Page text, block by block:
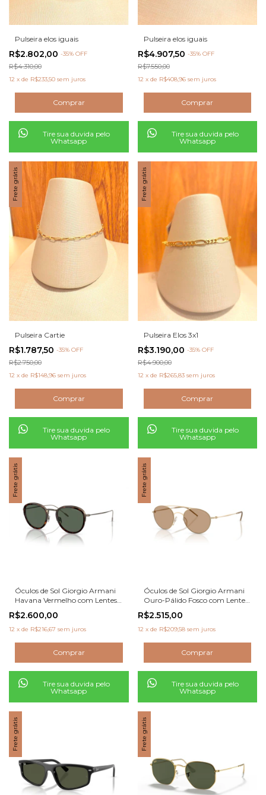
Pulseira elos iguais
R$2.802,00 -35% OFF
R$4.310,00
12 x de R$233,50 sem juros
Tire sua duvida pelo
Whatsapp
Pulseira elos iguais
R$4.907,50 -35% OFF
R$7.550,00
12 x de R$408,96 sem juros
Tire sua duvida pelo
Whatsapp
Frete grátis
Pulseira Cartie
R$1.787,50 -35% OFF
R$2.750,00
12 x de R$148,96 sem juros
Tire sua duvida pelo
Whatsapp
Frete grátis
Pulseira Elos 3x1
R$3.190,00 -35% OFF
R$4.900,00
12 x de R$265,83 sem juros
Tire sua duvida pelo
Whatsapp
Frete grátis
Óculos de Sol Giorgio Armani
Havana Vermelho com Lentes
Verdes
R$2.600,00
12 x de R$216,67 sem juros
Tire sua duvida pelo
Whatsapp
Frete grátis
Óculos de Sol Giorgio Armani
Ouro-Pálido Fosco com Lentes
Marrom-Claro
R$2.515,00
12 x de R$209,58 sem juros
Tire sua duvida pelo
Whatsapp
Frete grátis Frete grátis